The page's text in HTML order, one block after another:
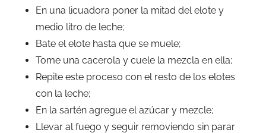
En una licuadora poner la mitad del elote y
medio litro de leche;
Bate el elote hasta que se muele;
Tome una cacerola y cuele la mezcla en ella;
Repite este proceso con el resto de los elotes
con la leche;
En la sartén agregue el azúcar y mezcle;
Llevar al fuego y seguir removiendo sin parar